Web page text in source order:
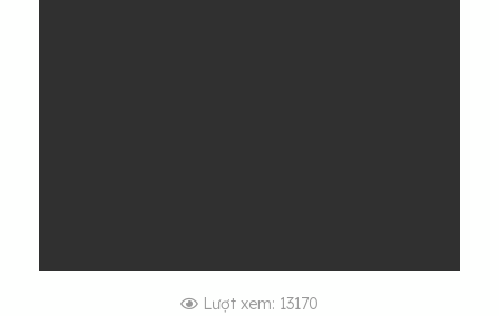
Lượt xem: 13170